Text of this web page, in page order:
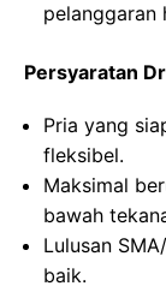
pelanggaran
Persyaratan
Pria yang
fleksibel.
Maksimal
bawah
Lulusan
baik.